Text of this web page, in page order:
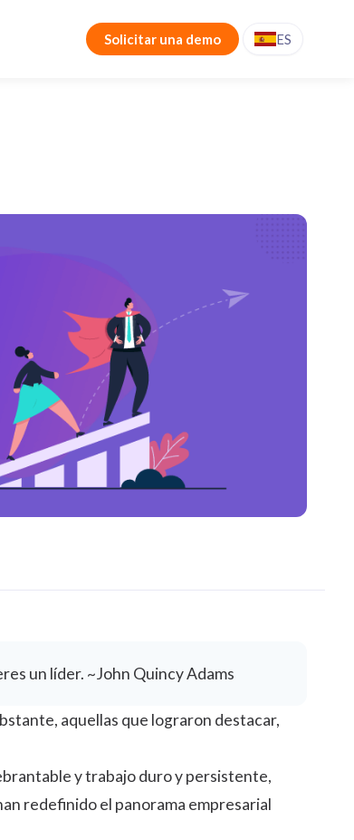
Solicitar una demo ES
un líder. ~John Quincy Adams
aquellas que lograron destacar,
y trabajo duro y persistente,
redefinido el panorama empresarial